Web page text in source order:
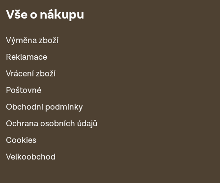
Vše o nákupu
Výměna zboží
Reklamace
Vrácení zboží
Poštovné
Obchodní podmínky
Ochrana osobních údajů
Cookies
Velkoobchod